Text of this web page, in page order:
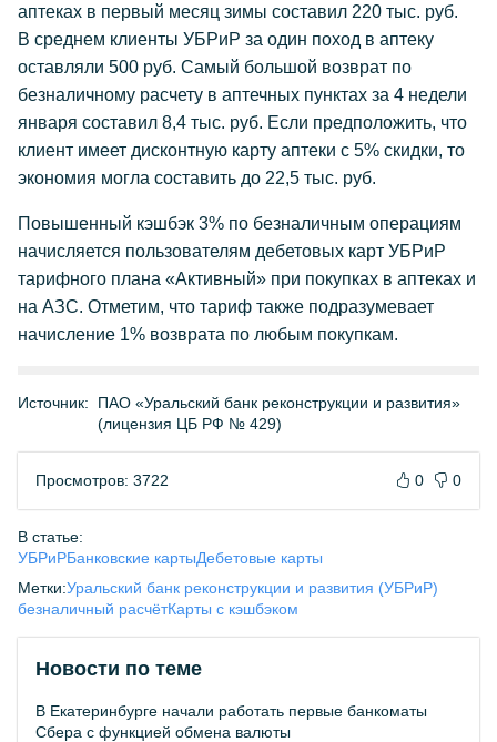
аптеках в первый месяц зимы составил 220 тыс. руб.
В среднем клиенты УБРиР за один поход в аптеку
оставляли 500 руб. Самый большой возврат по
безналичному расчету в аптечных пунктах за 4 недели
января составил 8,4 тыс. руб. Если предположить, что
клиент имеет дисконтную карту аптеки с 5% скидки, то
экономия могла составить до 22,5 тыс. руб.
Повышенный кэшбэк 3% по безналичным операциям
начисляется пользователям дебетовых карт УБРиР
тарифного плана «Активный» при покупках в аптеках и
на АЗС. Отметим, что тариф также подразумевает
начисление 1% возврата по любым покупкам.
Источник:
ПАО «Уральский банк реконструкции и развития»
(лицензия ЦБ РФ № 429)
Просмотров: 3722 0 0
В статье:
УБРиРБанковские картыДебетовые карты
Метки:Уральский банк реконструкции и развития (УБРиР)
безналичный расчётКарты с кэшбэком
Новости по теме
В Екатеринбурге начали работать первые банкоматы
Сбера с функцией обмена валюты